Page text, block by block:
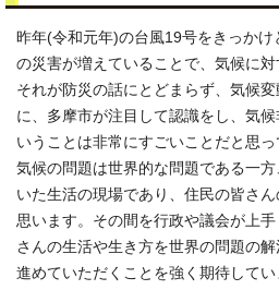
昨年(令和元年)の台風19号をきっか
の災害が増えていることで、気候に対
それが防災の話にとどまらず、気候
に、多摩市が注目して認識をし、気
いうことは非常にすごいことだと思っ
気候の問題は世界的な問題である一
いた生活の現場であり、住民の皆さ
思います。その間を行政や議会が上
さんの生活や生き方を世界の問題の
進めていただくことを強く期待してい